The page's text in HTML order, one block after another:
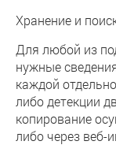
Хранение и
Для любой из
нужные
каждой
либо детекции
копирование
либо через веб-